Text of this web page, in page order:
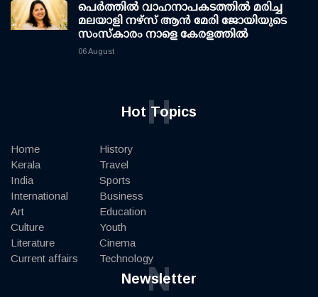
പെർത്തിൽ വാഹനാപകടത്തിൽ മരിച്ച
മലയാളി നഴ്സ് ആൻ മേരി ജോയിയുടെ
സംസ്കാരം നാളെ കേരളത്തിൽ
06 August
Hot Topics
H
Home
Kerala
India
International
Art
Culture
Literature
Current affairs
History
Travel
Sports
Business
Education
Youth
Cinema
Technology
Newsletter
N